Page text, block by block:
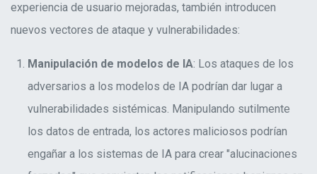
experiencia de usuario mejoradas, también introducen
nuevos vectores de ataque y vulnerabilidades:
Manipulación de modelos de IA: Los ataques de los
adversarios a los modelos de IA podrían dar lugar a
vulnerabilidades sistémicas. Manipulando sutilmente
los datos de entrada, los actores maliciosos podrían
engañar a los sistemas de IA para crear "alucinaciones